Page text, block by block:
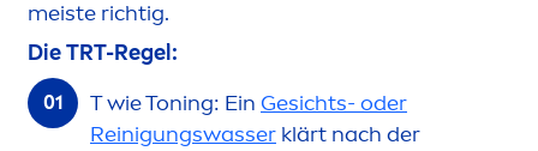
meiste richtig.
Die TRT-Regel:
T wie Toning: Ein Gesichts- oder
Reinigungswasser klärt nach der